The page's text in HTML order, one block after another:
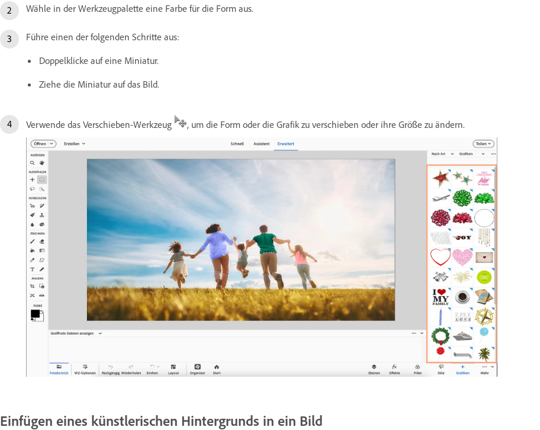
Wähle in der Werkzeugpalette eine Farbe für die Form aus.
Führe einen der folgenden Schritte aus:
Doppelklicke auf eine Miniatur.
Ziehe die Miniatur auf das Bild.
Verwende das Verschieben-Werkzeug , um die Form oder die Grafik zu verschieben oder ihre Größe zu ändern.
Einfügen eines künstlerischen Hintergrunds in ein Bild